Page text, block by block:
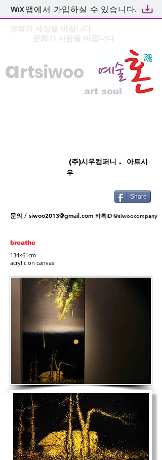
앱에서 가입하실 수 있습니다.
문화가 세상을 바꿉니다
문화가 사람을 바꿉니다
artsiwoo
art soul
(주)시우컴퍼니 . 아트시
우
Share
문의 / siwoo2013@gmail.com 카톡ID @siwoocompany
breathe
134×61cm
acrylic on canvas